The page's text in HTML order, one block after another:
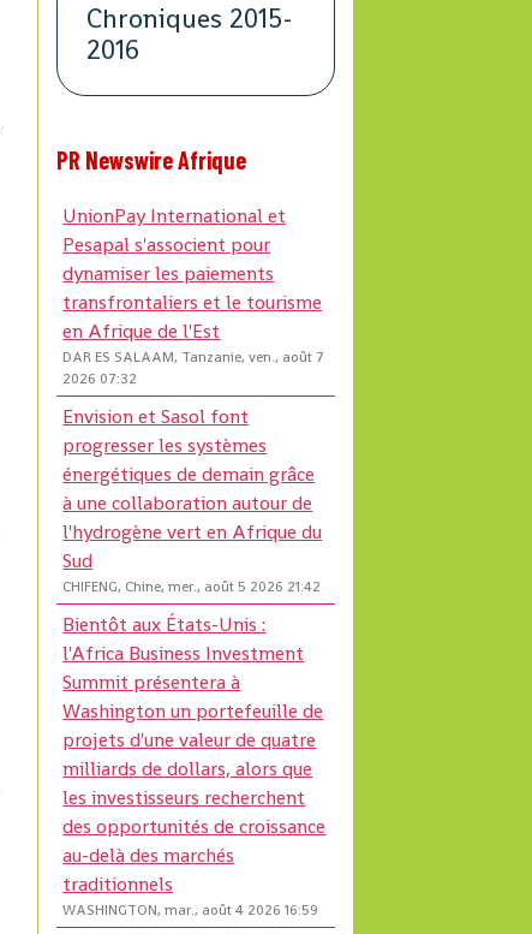
Chroniques 2015-
2016
PR Newswire Afrique
UnionPay International et
Pesapal s'associent pour
dynamiser les paiements
transfrontaliers et le tourisme
en Afrique de l'Est
DAR ES SALAAM, Tanzanie, ven., août 7
2026 07:32
Envision et Sasol font
progresser les systèmes
énergétiques de demain grâce
à une collaboration autour de
l'hydrogène vert en Afrique du
Sud
CHIFENG, Chine, mer., août 5 2026 21:42
Bientôt aux États-Unis :
l'Africa Business Investment
Summit présentera à
Washington un portefeuille de
projets d'une valeur de quatre
milliards de dollars, alors que
les investisseurs recherchent
des opportunités de croissance
au-delà des marchés
traditionnels
WASHINGTON, mar., août 4 2026 16:59